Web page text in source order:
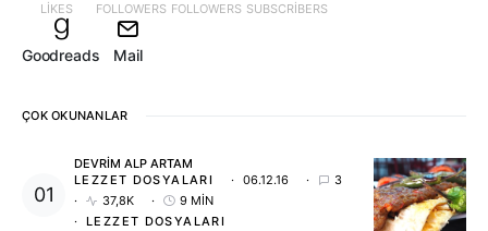
LIKES FOLLOWERS FOLLOWERS SUBSCRIBERS
Goodreads Mail
ÇOK OKUNANLAR
DEVRIM ALP ARTAM
LEZZET DOSYALARI
06.12.16
3
37,8K
9 MIN
LEZZET DOSYALARI